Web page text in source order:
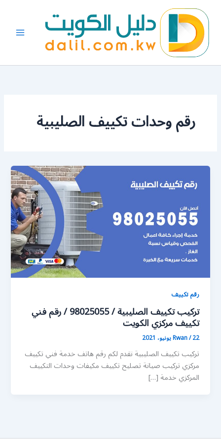
المحتوى
رقم وحدات تكييف الصليبية
رقم تكييف
تركيب تكييف الصليبية / 98025055 / رقم فني
تكييف مركزي الكويت
Rwan/22 يونيو، 2021
تركيب تكييف الصليبية نقدم لكم رقم هاتف خدمة فني تكييف
مركزي تركيب صيانة تصليح تكييف مكيفات وحدات التكييف
المركزي خدمة […]